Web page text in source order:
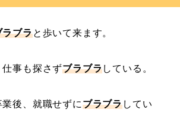
ラブラと歩いて来ます。
仕事も探さずブラブラしている。
業後、就職せずにブラブラしてい